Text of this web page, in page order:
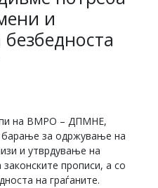
и
на ВМРО – ДПМНЕ,
за одржување на
и утврдување на
прописи, а со
на граѓаните.